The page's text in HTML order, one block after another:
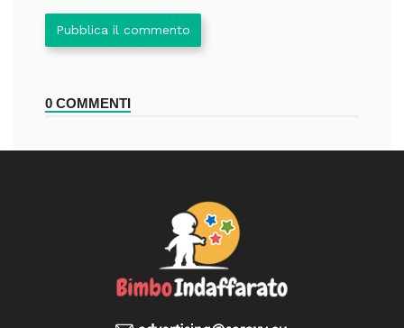
Pubblica il commento
0 COMMENTI